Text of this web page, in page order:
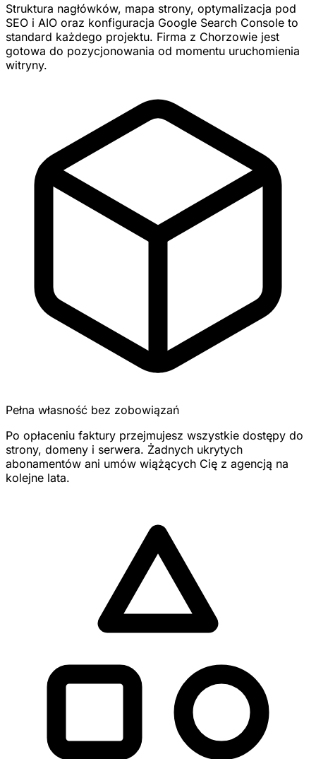
Struktura nagłówków, mapa strony, optymalizacja pod
SEO i AIO oraz konfiguracja Google Search Console to
standard każdego projektu. Firma z Chorzowie jest
gotowa do pozycjonowania od momentu uruchomienia
witryny.
Pełna własność bez zobowiązań
Po opłaceniu faktury przejmujesz wszystkie dostępy do
strony, domeny i serwera. Żadnych ukrytych
abonamentów ani umów wiążących Cię z agencją na
kolejne lata.